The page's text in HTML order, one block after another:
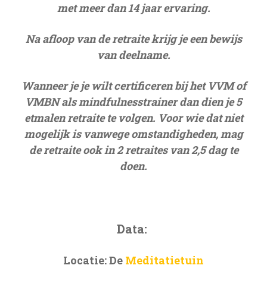
met meer dan 14 jaar ervaring.
Na afloop van de retraite krijg je een bewijs
van deelname.
Wanneer je je wilt certificeren bij het VVM of
VMBN als mindfulnesstrainer dan dien je 5
etmalen retraite te volgen. Voor wie dat niet
mogelijk is vanwege omstandigheden, mag
de retraite ook in 2 retraites van 2,5 dag te
doen.
Data:
Locatie: De Meditatietuin